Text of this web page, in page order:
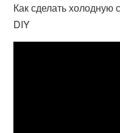
Как сделать холодную
DIY